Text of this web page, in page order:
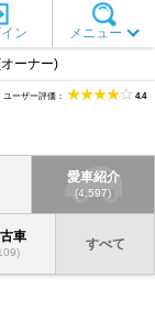
メニュー
ン
ーナー)
ユーザー評価： 4.4
愛車紹介
(4,597)
車 すべて